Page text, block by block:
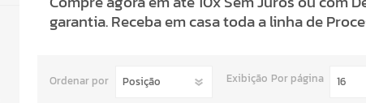
garantia. Receba em casa toda a linha de
Ordenar por Exibição Por página